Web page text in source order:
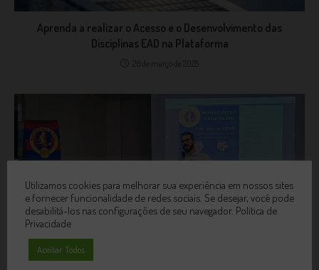
Aprenda a realizar o Acesso e o Desenvolvimento das
Disciplinas EAD na Plataforma
26 de março de 2025
Utilizamos cookies para melhorar sua experiência em nossos sites
e fornecer funcionalidade de redes sociais. Se desejar, você pode
desabilitá-los nas configurações de seu navegador. Política de
Privacidade
Aceitar Todos